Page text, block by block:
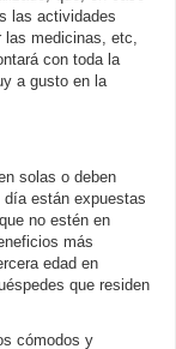
las actividades
las medicinas, etc,
con toda la
a gusto en la
solas o deben
están expuestas
no estén en
más
edad en
que residen
cómodos y